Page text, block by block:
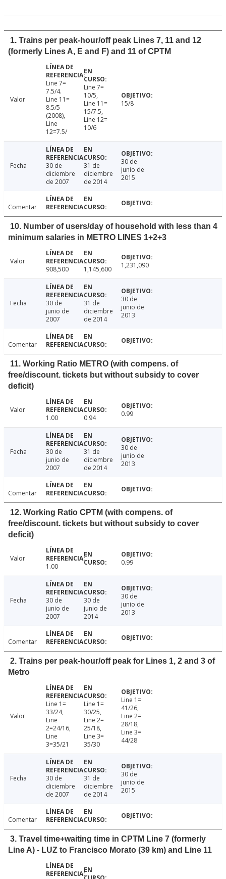
1. Trains per peak-hour/off peak Lines 7, 11 and 12
(formerly Lines A, E and F) and 11 of CPTM
Valor
Line 7=
7.5/4.
Line 11=
8.5/5
(2008),
Line
12=7.5/
Line 7=
10/5,
Line 11=
15/7.5,
Line 12=
10/6
15/8
Fecha
30 de
diciembre
de 2007
31 de
diciembre
de 2014
30 de
junio de
2015
Comentar
10. Number of users/day of household with less than 4
minimum salaries in METRO LINES 1+2+3
Valor
908,500
1,145,600 1,231,090
Fecha
30 de
junio de
2007
31 de
diciembre
de 2014
30 de
junio de
2013
Comentar
11. Working Ratio METRO (with compens. of
free/discount. tickets but without subsidy to cover
deficit)
Valor
1.00
0.94 0.99
Fecha
30 de
junio de
2007
31 de
diciembre
de 2014
30 de
junio de
2013
Comentar
12. Working Ratio CPTM (with compens. of
free/discount. tickets but without subsidy to cover
deficit)
Valor
1.00
0.99
Fecha
30 de
junio de
2007
30 de
junio de
2014
30 de
junio de
2013
Comentar
2. Trains per peak-hour/off peak for Lines 1, 2 and 3 of
Metro
Valor
Line 1=
33/24,
Line
2=24/16,
Line
3=35/21
Line 1=
30/25,
Line 2=
25/18,
Line 3=
35/30
Line 1=
41/26,
Line 2=
28/18,
Line 3=
44/28
Fecha
30 de
diciembre
de 2007
31 de
diciembre
de 2014
30 de
junio de
2015
Comentar
3. Travel time+waiting time in CPTM Line 7 (formerly
Line A) - LUZ to Francisco Morato (39 km) and Line 11